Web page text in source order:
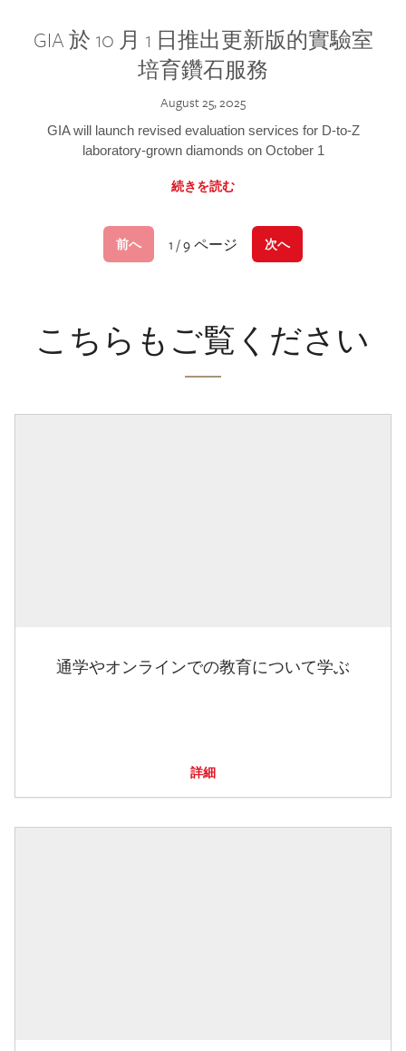
GIA 於 10 月 1 日推出更新版的實驗室
培育鑽石服務
August 25, 2025
GIA will launch revised evaluation services for D-to-Z
laboratory-grown diamonds on October 1
続きを読む
前へ 1 / 9 ページ 次へ
こちらもご覧ください
通学やオンラインでの教育について学ぶ
詳細